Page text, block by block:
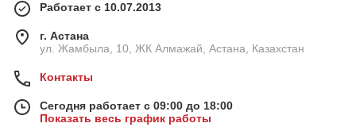
Работает с 10.07.2013
г. Астана
ул. Жамбыла, 10, ЖК Алмажай, Астана, Казахстан
Контакты
Сегодня работает с 09:00 до 18:00
Показать весь график работы